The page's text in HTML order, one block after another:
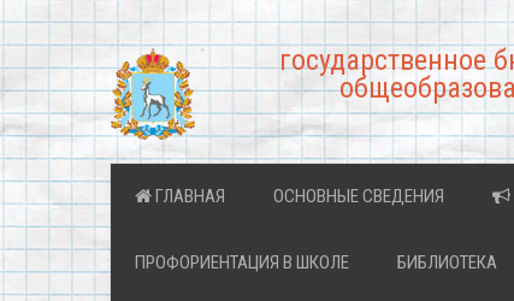
государственное
ГЛАВНАЯ ОСНОВНЫЕ СВЕДЕНИЯ
ПРОФОРИЕНТАЦИЯ В ШКОЛЕ БИБЛИОТЕКА